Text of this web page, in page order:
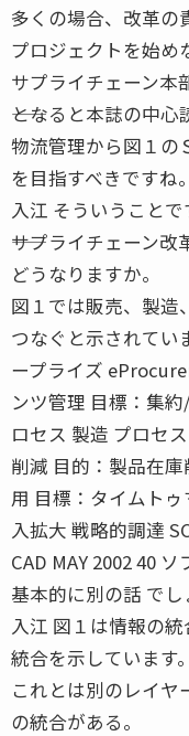
多くの場合、改革の
プロジェクトを始め
サプライチェーン本
――となると本誌の中
物流管理から図１の
を目指すべきですね。
入江 そういうことで
――サプライチェーン
どうなりますか。
図１では販売、製造
つなぐと示されて
ープライズ
ンツ管理 目標：集
ロセス 製造 プロセ
削減 目的：製品在
用 目標：タイムト
入拡大 戦略的調達
CAD MAY 2002 40
基本的に別の話 でし
入江 図１は情報の
統合を示しています。
これとは別のレイヤ
の統合がある。